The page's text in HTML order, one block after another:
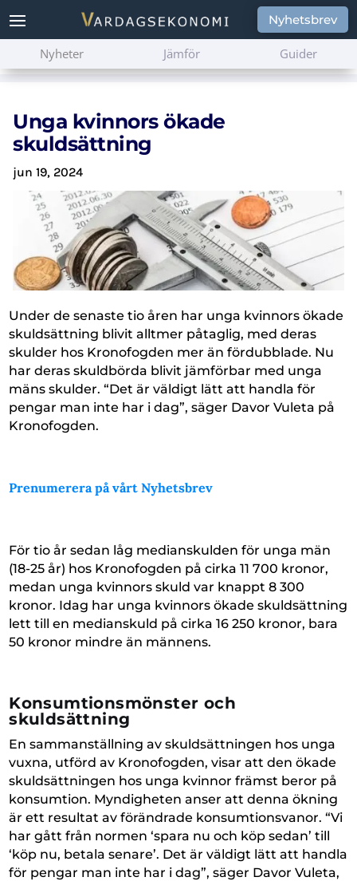
Nyhetsbrev
Nyheter Jämför Guider
Unga kvinnors ökade
skuldsättning
jun 19, 2024
Under de senaste tio åren har unga kvinnors ökade
skuldsättning blivit alltmer påtaglig, med deras
skulder hos Kronofogden mer än fördubblade. Nu
har deras skuldbörda blivit jämförbar med unga
mäns skulder. “Det är väldigt lätt att handla för
pengar man inte har i dag”, säger Davor Vuleta på
Kronofogden.
Prenumerera på vårt Nyhetsbrev
För tio år sedan låg medianskulden för unga män
(18-25 år) hos Kronofogden på cirka 11 700 kronor,
medan unga kvinnors skuld var knappt 8 300
kronor. Idag har unga kvinnors ökade skuldsättning
lett till en medianskuld på cirka 16 250 kronor, bara
50 kronor mindre än männens.
Konsumtionsmönster och
skuldsättning
En sammanställning av skuldsättningen hos unga
vuxna, utförd av Kronofogden, visar att den ökade
skuldsättningen hos unga kvinnor främst beror på
konsumtion. Myndigheten anser att denna ökning
är ett resultat av förändrade konsumtionsvanor. “Vi
har gått från normen ‘spara nu och köp sedan’ till
‘köp nu, betala senare’. Det är väldigt lätt att handla
för pengar man inte har i dag”, säger Davor Vuleta,